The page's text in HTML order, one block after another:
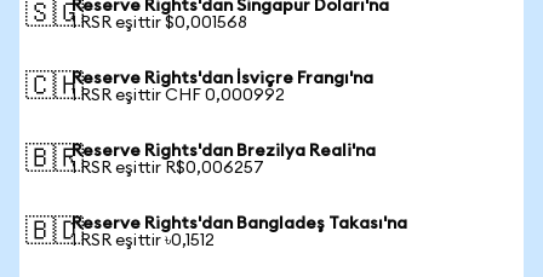
🇸🇬Reserve Rights'dan Singapur Doları'na
1 RSR eşittir $0,001568
🇨🇭Reserve Rights'dan İsviçre Frangı'na
1 RSR eşittir CHF 0,000992
🇧🇷Reserve Rights'dan Brezilya Reali'na
1 RSR eşittir R$0,006257
🇧🇩Reserve Rights'dan Bangladeş Takası'na
1 RSR eşittir ৳0,1512